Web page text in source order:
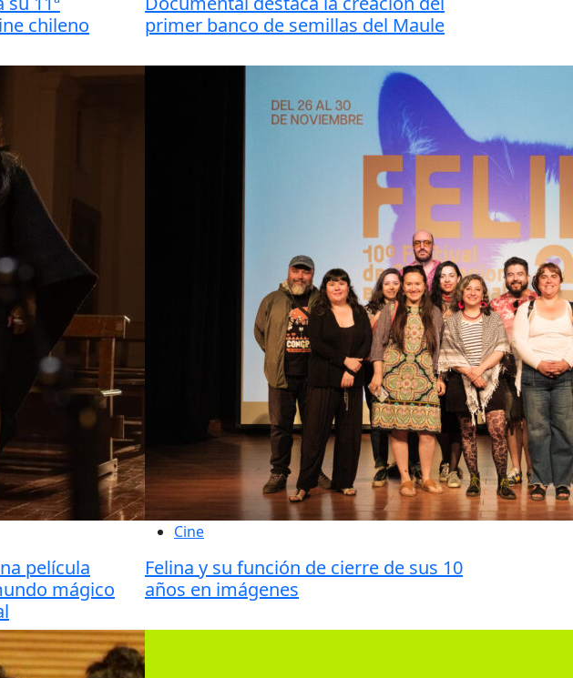
chileno
primer banco de semillas del Maule
película
mágico
Cine
Felina y su función de cierre de sus 10
años en imágenes